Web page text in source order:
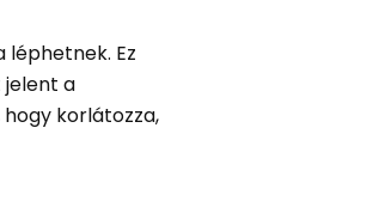
Ez
jelent a
korlátozza,